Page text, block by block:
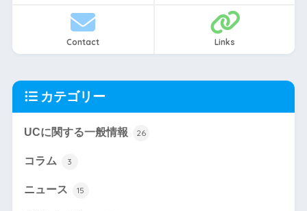
Contact Links
カテゴリー
UCに関する一般情報 26
コラム 3
ニュース 15